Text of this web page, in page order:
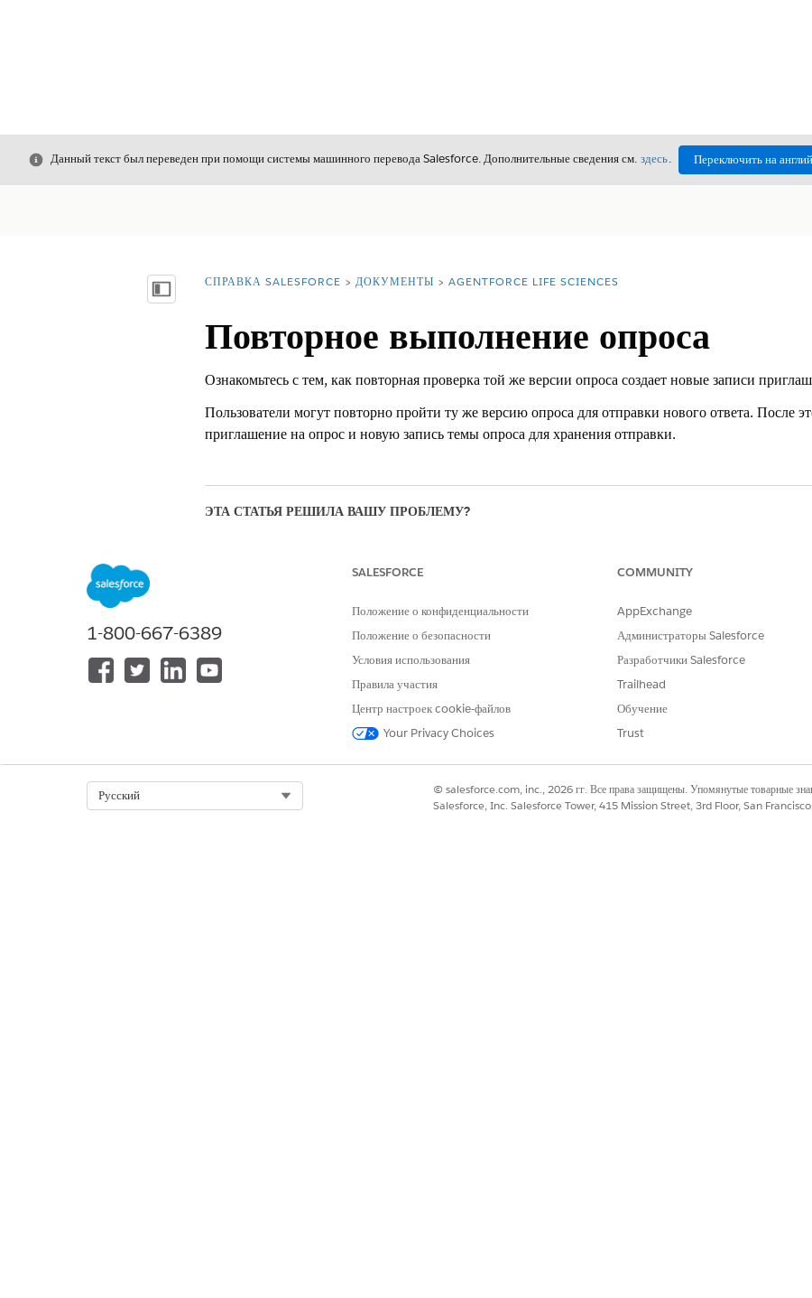
Закрыть
Данный текст был переведен при помощи системы машинного перевода Salesforce. Дополнительные сведения см. здесь. Переключить на
Показать содержание
Вы находитесь здесь:
СПРАВКА SALESFORCE ДОКУМЕНТЫ AGENTFORCE LIFE SCIENCES
Повторное выполнение опроса
Ознакомьтесь с тем, как повторная проверка той же версии опроса создает новые записи
Пользователи могут повторно пройти ту же версию опроса для отправки нового ответа. После
приглашение на опрос и новую запись темы опроса для хранения отправки.
ЭТА СТАТЬЯ РЕШИЛА ВАШУ ПРОБЛЕМУ?
1-800-667-6389
SALESFORCE
Положение о конфиденциальности
Положение о безопасности
Условия использования
Правила участия
Центр настроек cookie-файлов
Your Privacy Choices
COMMUNITY
AppExchange
Администраторы Salesforce
Разработчики Salesforce
Trailhead
Обучение
Trust
Русский
© salesforce.com, inc., 2026 гг. Все права защищены. Упомянутые товарные
Salesforce, Inc. Salesforce Tower, 415 Mission Street, 3rd Floor, San